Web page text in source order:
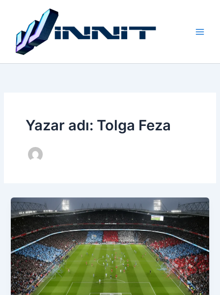
Yazar adı: Tolga Feza